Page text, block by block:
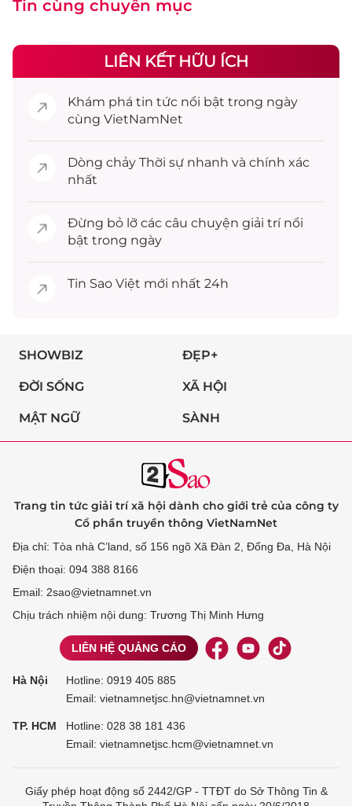
Tin cùng chuyên mục
LIÊN KẾT HỮU ÍCH
Khám phá tin tức nổi bật trong ngày
cùng VietNamNet
Dòng chảy Thời sự nhanh và chính xác
nhất
Đừng bỏ lỡ các câu chuyện giải trínổi
bật trong ngày
Tin Sao Việt mới nhất 24h
SHOWBIZ ĐẸP+
ĐỜI SỐNG XÃ HỘI
MẬT NGỮ SÀNH
Trang tin tức giải trí xã hội dành cho giới trẻ của công ty
Cổ phần truyền thông VietNamNet
Địa chỉ: Tòa nhà C’land, số 156 ngõ Xã Đàn 2, Đống Đa, Hà Nội
Điện thoại: 094 388 8166
Email: 2sao@vietnamnet.vn
Chịu trách nhiệm nội dung: Trương Thị Minh Hưng
LIÊN HỆ QUẢNG CÁO
Hà Nội Hotline: 0919 405 885
Email: vietnamnetjsc.hn@vietnamnet.vn
TP. HCM Hotline: 028 38 181 436
Email: vietnamnetjsc.hcm@vietnamnet.vn
Giấy phép hoạt động số 2442/GP - TTĐT do Sở Thông Tin &